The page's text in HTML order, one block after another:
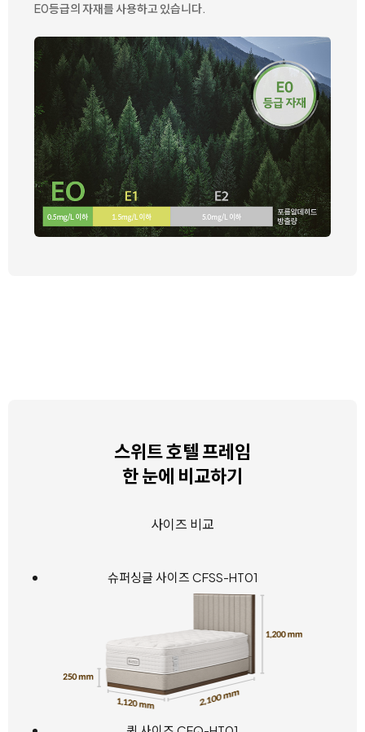
E0등급의 자재를 사용하고 있습니다.
스위트 호텔 프레임
한 눈에 비교하기
사이즈 비교
슈퍼싱글 사이즈 CFSS-HT01